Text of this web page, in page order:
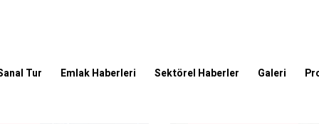
Tur Emlak Haberleri Sektörel Haberler Galeri